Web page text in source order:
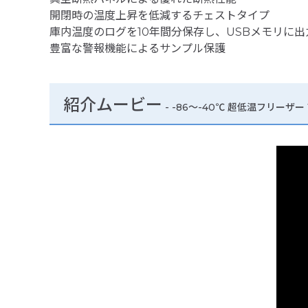
開閉時の温度上昇を低減するチェストタイプ
庫内温度のログを10年間分保存し、USBメモリに出
豊富な警報機能によるサンプル保護
紹介ムービー - -86～-40℃ 超低温フリーザー